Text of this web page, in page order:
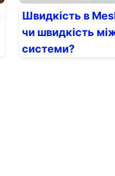
Швидкість в
чи швидкість
системи?